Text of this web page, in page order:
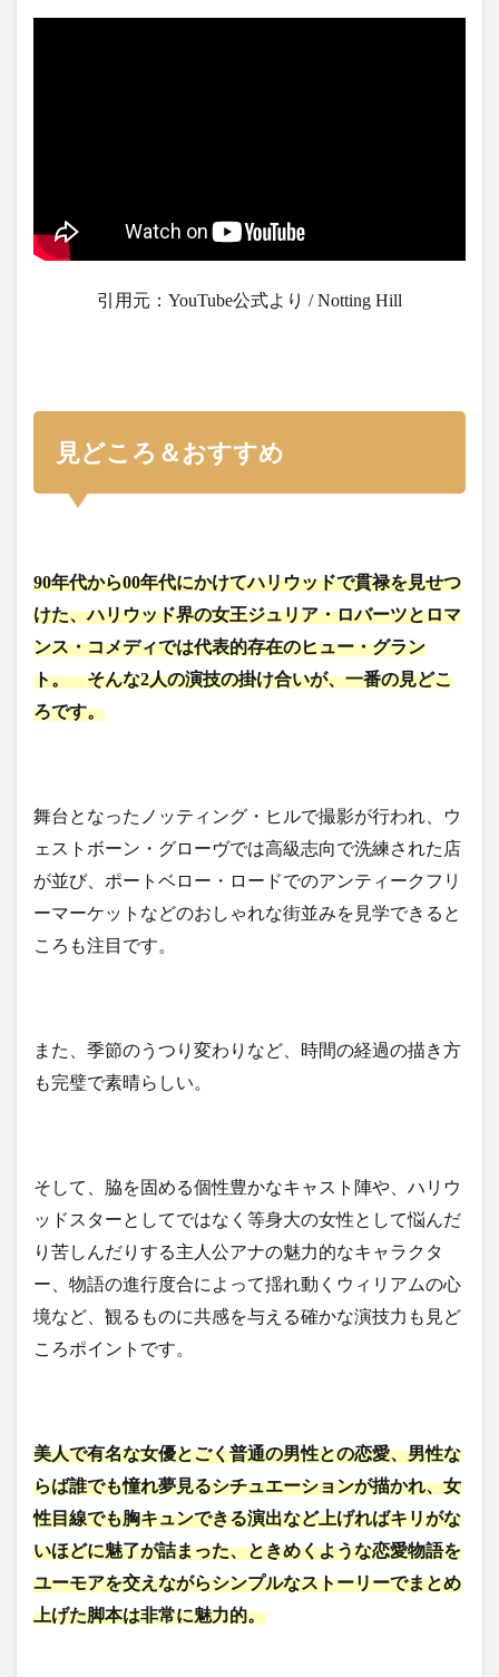
引用元：YouTube公式より / Notting Hill
見どころ＆おすすめ
90年代から00年代にかけてハリウッドで貫禄を見せつ
けた、ハリウッド界の女王ジュリア・ロバーツとロマ
ンス・コメディでは代表的存在のヒュー・グラン
ト。 そんな2人の演技の掛け合いが、一番の見どこ
ろです。
舞台となったノッティング・ヒルで撮影が行われ、ウ
ェストボーン・グローヴでは高級志向で洗練された店
が並び、ポートベロー・ロードでのアンティークフリ
ーマーケットなどのおしゃれな街並みを見学できると
ころも注目です。
また、季節のうつり変わりなど、時間の経過の描き方
も完璧で素晴らしい。
そして、脇を固める個性豊かなキャスト陣や、ハリウ
ッドスターとしてではなく等身大の女性として悩んだ
り苦しんだりする主人公アナの魅力的なキャラクタ
ー、物語の進行度合によって揺れ動くウィリアムの心
境など、観るものに共感を与える確かな演技力も見ど
ころポイントです。
美人で有名な女優とごく普通の男性との恋愛、男性な
らば誰でも憧れ夢見るシチュエーションが描かれ、女
性目線でも胸キュンできる演出など上げればキリがな
いほどに魅了が詰まった、ときめくような恋愛物語を
ユーモアを交えながらシンプルなストーリーでまとめ
上げた脚本は非常に魅力的。